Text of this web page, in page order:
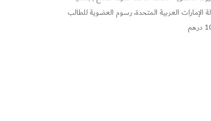
الإمارات العربية المتحدة، رسوم العضوية للطالب